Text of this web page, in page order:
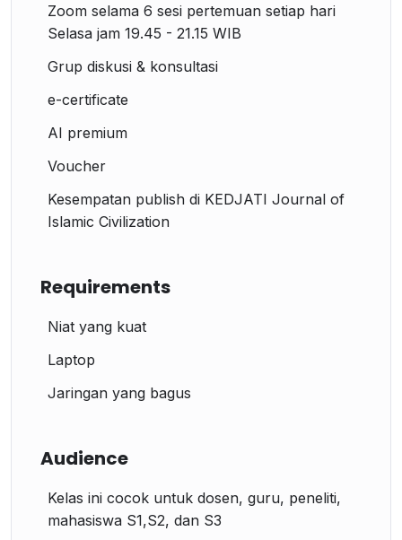
Zoom selama 6 sesi pertemuan setiap hari
Selasa jam 19.45 - 21.15 WIB
Grup diskusi & konsultasi
e-certificate
AI premium
Voucher
Kesempatan publish di KEDJATI Journal of
Islamic Civilization
Requirements
Niat yang kuat
Laptop
Jaringan yang bagus
Audience
Kelas ini cocok untuk dosen, guru, peneliti,
mahasiswa S1,S2, dan S3